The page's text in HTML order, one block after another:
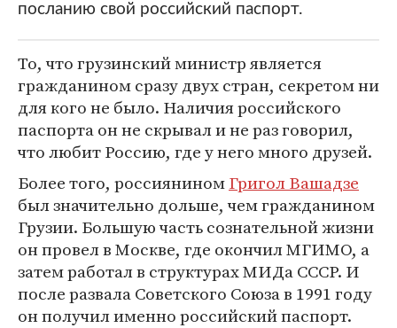
посланию свой российский паспорт.
То, что грузинский министр является
гражданином сразу двух стран, секретом ни
для кого не было. Наличия российского
паспорта он не скрывал и не раз говорил,
что любит Россию, где у него много друзей.
Более того, россияниномГригол Вашадзе
был значительно дольше, чем гражданином
Грузии. Большую часть сознательной жизни
он провел в Москве, где окончил МГИМО, а
затем работал в структурах МИДа СССР. И
после развала Советского Союза в 1991 году
он получил именно российский паспорт.